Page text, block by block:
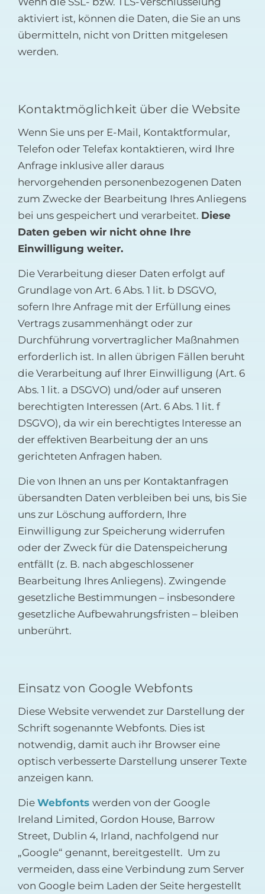
aktiviert ist, können die Daten, die Sie an uns
übermitteln, nicht von Dritten mitgelesen
werden.
Kontaktmöglichkeit über die Website
Wenn Sie uns per E-Mail, Kontaktformular,
Telefon oder Telefax kontaktieren, wird Ihre
Anfrage inklusive aller daraus
hervorgehenden personenbezogenen Daten
zum Zwecke der Bearbeitung Ihres Anliegens
bei uns gespeichert und verarbeitet. Diese
Daten geben wir nicht ohne Ihre
Einwilligung weiter.
Die Verarbeitung dieser Daten erfolgt auf
Grundlage von Art. 6 Abs. 1 lit. b DSGVO,
sofern Ihre Anfrage mit der Erfüllung eines
Vertrags zusammenhängt oder zur
Durchführung vorvertraglicher Maßnahmen
erforderlich ist. In allen übrigen Fällen beruht
die Verarbeitung auf Ihrer Einwilligung (Art. 6
Abs. 1 lit. a DSGVO) und/oder auf unseren
berechtigten Interessen (Art. 6 Abs. 1 lit. f
DSGVO), da wir ein berechtigtes Interesse an
der effektiven Bearbeitung der an uns
gerichteten Anfragen haben.
Die von Ihnen an uns per Kontaktanfragen
übersandten Daten verbleiben bei uns, bis Sie
uns zur Löschung auffordern, Ihre
Einwilligung zur Speicherung widerrufen
oder der Zweck für die Datenspeicherung
entfällt (z. B. nach abgeschlossener
Bearbeitung Ihres Anliegens). Zwingende
gesetzliche Bestimmungen – insbesondere
gesetzliche Aufbewahrungsfristen – bleiben
unberührt.
Einsatz von Google Webfonts
Diese Website verwendet zur Darstellung der
Schrift sogenannte Webfonts. Dies ist
notwendig, damit auch ihr Browser eine
optisch verbesserte Darstellung unserer Texte
anzeigen kann.
Die Webfonts werden von der Google
Ireland Limited, Gordon House, Barrow
Street, Dublin 4, Irland, nachfolgend nur
„Google“ genannt, bereitgestellt. Um zu
vermeiden, dass eine Verbindung zum Server
von Google beim Laden der Seite hergestellt